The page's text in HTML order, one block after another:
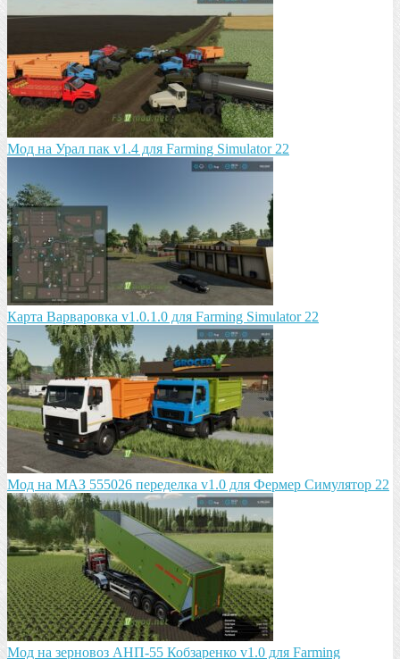
Мод на Урал пак v1.4 для Farming Simulator 22
Карта Варваровка v1.0.1.0 для Farming Simulator 22
Мод на МАЗ 555026 пeрeдeлка v1.0 для Фермер Симулятор 22
Мод на зeрновоз АНП-55 Кобзарeнко v1.0 для Farming